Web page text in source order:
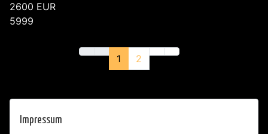
2600 EUR
5999
1 2
Impressum